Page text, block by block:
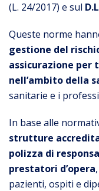
(L. 24/2017) e sul
Queste norme
gestione del
assicurazione
nell’ambito della
sanitarie e i
In base alle
strutture
polizza di
prestatori d’opera
pazienti, ospiti e